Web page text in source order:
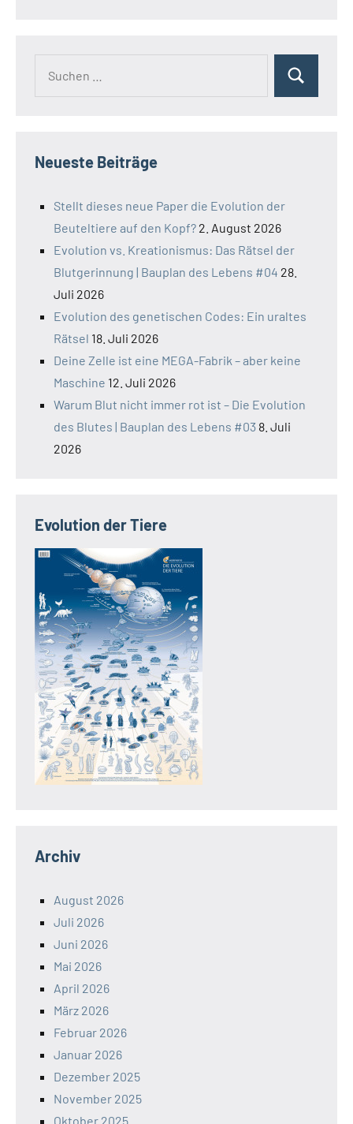
Suchen
Neueste Beiträge
Stellt dieses neue Paper die Evolution der
Beuteltiere auf den Kopf? 2. August 2026
Evolution vs. Kreationismus: Das Rätsel der
Blutgerinnung | Bauplan des Lebens #04 28.
Juli 2026
Evolution des genetischen Codes: Ein uraltes
Rätsel 18. Juli 2026
Deine Zelle ist eine MEGA-Fabrik – aber keine
Maschine 12. Juli 2026
Warum Blut nicht immer rot ist – Die Evolution
des Blutes | Bauplan des Lebens #03 8. Juli
2026
Evolution der Tiere
Archiv
August 2026
Juli 2026
Juni 2026
Mai 2026
April 2026
März 2026
Februar 2026
Januar 2026
Dezember 2025
November 2025
Oktober 2025